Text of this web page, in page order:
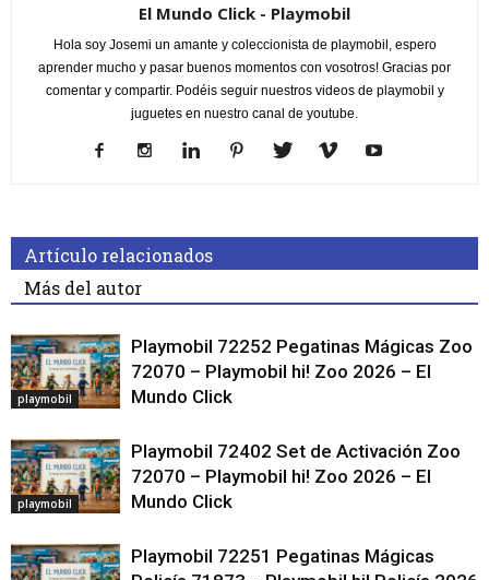
El Mundo Click - Playmobil
Hola soy Josemi un amante y coleccionista de playmobil, espero
aprender mucho y pasar buenos momentos con vosotros! Gracias por
comentar y compartir. Podéis seguir nuestros videos de playmobil y
juguetes en nuestro canal de youtube.
Artículo relacionados
Más del autor
playmobil
Playmobil 72252 Pegatinas Mágicas Zoo
72070 – Playmobil hi! Zoo 2026 – El
Mundo Click
playmobil
Playmobil 72402 Set de Activación Zoo
72070 – Playmobil hi! Zoo 2026 – El
Mundo Click
Playmobil 72251 Pegatinas Mágicas